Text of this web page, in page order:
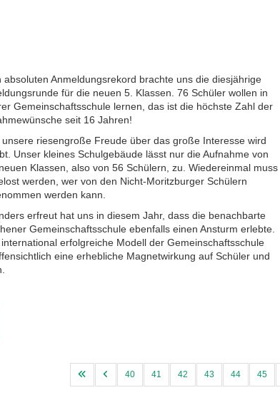
absoluten Anmeldungsrekord brachte uns die diesjährige
für die neuen 5. Klassen. 76 Schüler wollen in
Gemeinschaftsschule lernen, das ist die höchste Zahl der
seit 16 Jahren!
unsere riesengroße Freude über das große Interesse wird
Unser kleines Schulgebäude lässt nur die Aufnahme von
Klassen, also von 56 Schülern, zu. Wiedereinmal muss
werden, wer von den Nicht-Moritzburger Schülern
werden kann.
erfreut hat uns in diesem Jahr, dass die benachbarte
Gemeinschaftsschule ebenfalls einen Ansturm erlebte.
international erfolgreiche Modell der Gemeinschaftsschule
eine erhebliche Magnetwirkung auf Schüler und
40 41 42 43 44 45